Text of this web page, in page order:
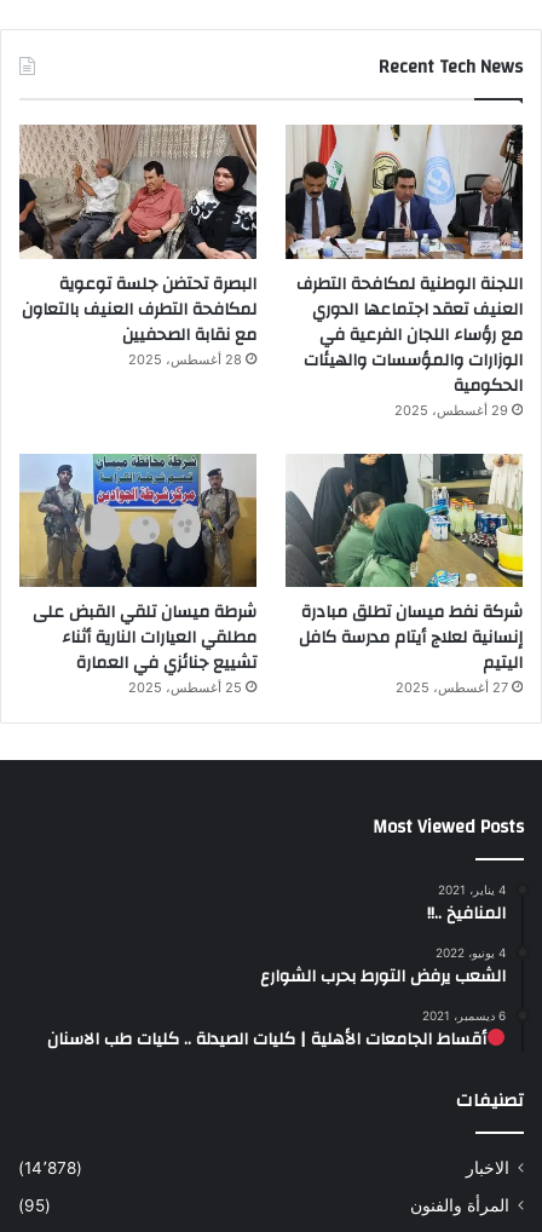
Recent Tech News
اللجنة الوطنية لمكافحة التطرف
العنيف تعقد اجتماعها الدوري
مع رؤساء اللجان الفرعية في
الوزارات والمؤسسات والهيئات
الحكومية
29 أغسطس، 2025
البصرة تحتضن جلسة توعوية
لمكافحة التطرف العنيف بالتعاون
مع نقابة الصحفيين
28 أغسطس، 2025
شركة نفط ميسان تطلق مبادرة
إنسانية لعلاج أيتام مدرسة كافل
اليتيم
27 أغسطس، 2025
شرطة ميسان تلقي القبض على
مطلقي العيارات النارية أثناء
تشييع جنائزي في العمارة
25 أغسطس، 2025
Most Viewed Posts
4 يناير، 2021
المنافيخ ..!!
4 يونيو، 2022
الشعب يرفض التورط بحرب الشوارع
6 ديسمبر، 2021
أقساط الجامعات الأهلية | كليات الصيدلة .. كليات طب الاسنان
تصنيفات
الاخبار
(14٬878)
المرأة والفنون
(95)